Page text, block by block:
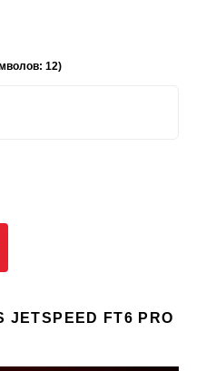
12)
FT6 PRO